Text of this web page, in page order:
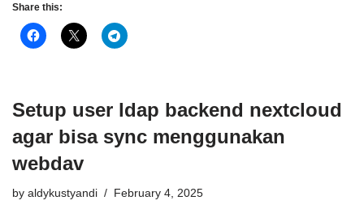
Share this:
Setup user ldap backend nextcloud
agar bisa sync menggunakan
webdav
by aldykustyandi February 4, 2025